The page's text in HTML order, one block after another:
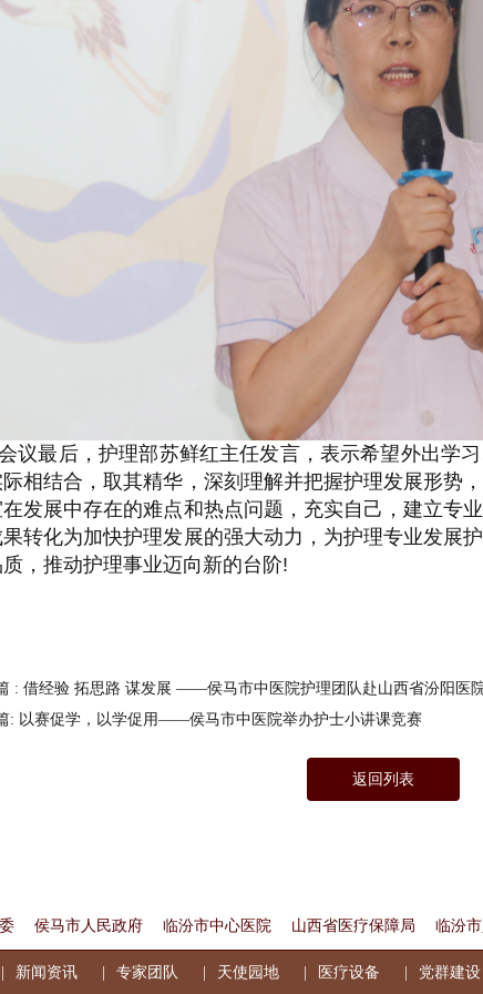
议最后，护理部苏鲜红主任发言，表示希望外出学
相结合，取其精华，深刻理解并把握护理发展形势
发展中存在的难点和热点问题，充实自己，建立专
转化为加快护理发展的强大动力，为护理专业发展
，推动护理事业迈向新的台阶!
: 借经验 拓思路 谋发展 ——侯马市中医院护理团队赴山西省汾阳医
: 以赛促学，以学促用——侯马市中医院举办护士小讲课竞赛
返回列表
侯马市人民政府 临汾市中心医院 山西省医疗保障局 临汾
新闻资讯 专家团队 天使园地 医疗设备 党群建设